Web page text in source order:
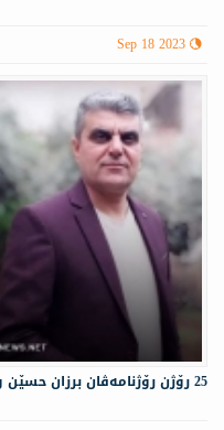
Sep 18 2023
25 رۆژن رۆژنامەڤان برزان حسێن وجنێد سەید مەجید گرتی نە